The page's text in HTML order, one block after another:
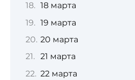
18 марта
19 марта
20 марта
21 марта
22 марта